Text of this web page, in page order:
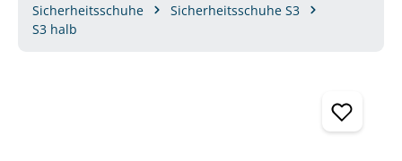
Sicherheitsschuhe
Sicherheitsschuhe S3
S3 halb